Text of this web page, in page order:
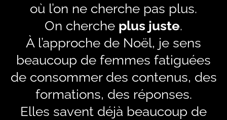
où l’on ne cherche pas plus.
On cherche plus juste.
À l’approche de Noël, je sens
beaucoup de femmes fatiguées
de consommer des contenus, des
formations, des réponses.
Elles savent déjà beaucoup de